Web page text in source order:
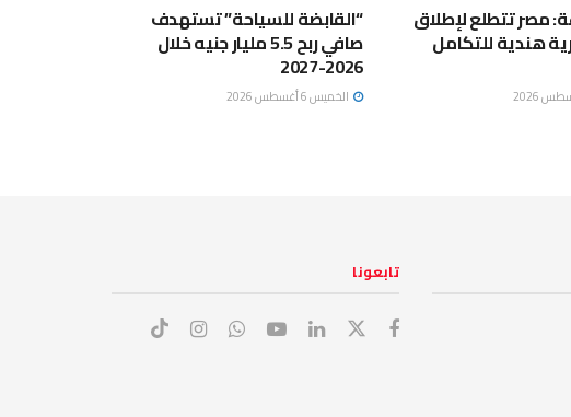
مصر تتطلع لإطلاق
هندية للتكامل
“القابضة للسياحة” تستهدف
صافي ربح 5.5 مليار جنيه خلال
2026-2027
الخميس 6 أغسطس 2026
تابعونا